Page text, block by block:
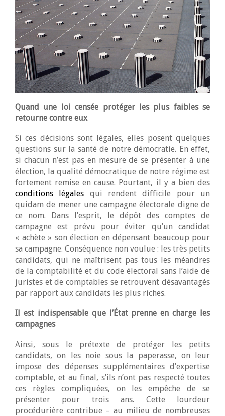
Quand une loi censée protéger les plus faibles se
retourne contre eux
Si ces décisions sont légales, elles posent quelques
questions sur la santé de notre démocratie. En effet,
si chacun n’est pas en mesure de se présenter à une
élection, la qualité démocratique de notre régime est
fortement remise en cause. Pourtant, il y a bien des
conditions légales qui rendent difficile pour un
quidam de mener une campagne électorale digne de
ce nom. Dans l’esprit, le dépôt des comptes de
campagne est prévu pour éviter qu’un candidat
« achète » son élection en dépensant beaucoup pour
sa campagne. Conséquence non voulue : les très petits
candidats, qui ne maîtrisent pas tous les méandres
de la comptabilité et du code électoral sans l’aide de
juristes et de comptables se retrouvent désavantagés
par rapport aux candidats les plus riches.
Il est indispensable que l’État prenne en charge les
campagnes
Ainsi, sous le prétexte de protéger les petits
candidats, on les noie sous la paperasse, on leur
impose des dépenses supplémentaires d’expertise
comptable, et au final, s’ils n’ont pas respecté toutes
ces règles compliquées, on les empêche de se
présenter pour trois ans. Cette lourdeur
procédurière contribue – au milieu de nombreuses